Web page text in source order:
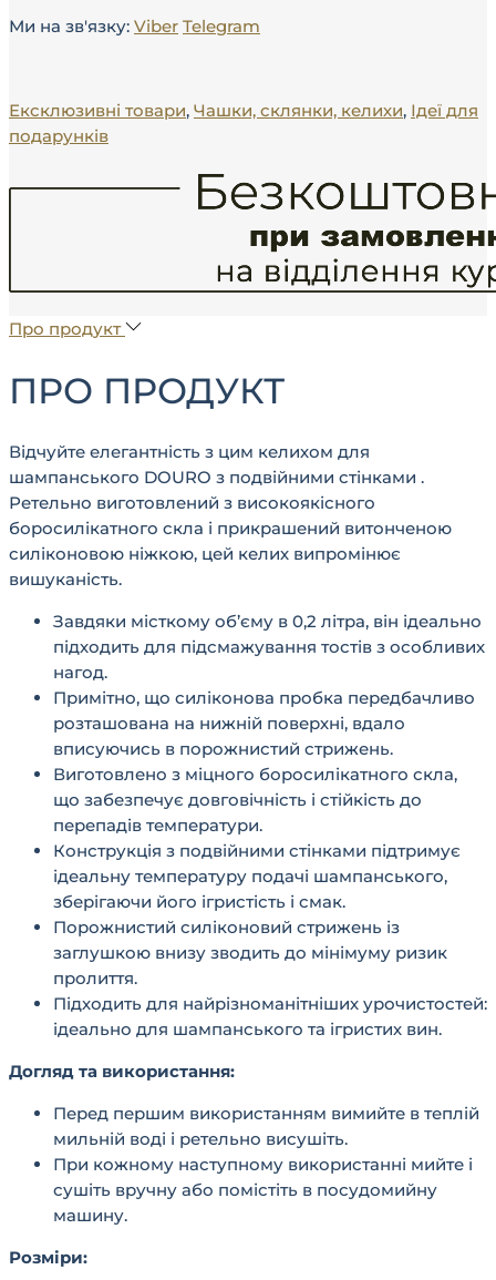
Ми на зв'язку: Viber Telegram
Ексклюзивні товари, Чашки, склянки, келихи, Ідеї ​​для
подарунків
Про продукт
ПРО ПРОДУКТ
Відчуйте елегантність з цим келихом для
шампанського DOURO з подвійними стінками .
Ретельно виготовлений з високоякісного
боросилікатного скла і прикрашений витонченою
силіконовою ніжкою, цей келих випромінює
вишуканість.
Завдяки місткому об’єму в 0,2 літра, він ідеально
підходить для підсмажування тостів з особливих
нагод.
Примітно, що силіконова пробка передбачливо
розташована на нижній поверхні, вдало
вписуючись в порожнистий стрижень.
Виготовлено з міцного боросилікатного скла,
що забезпечує довговічність і стійкість до
перепадів температури.
Конструкція з подвійними стінками підтримує
ідеальну температуру подачі шампанського,
зберігаючи його ігристість і смак.
Порожнистий силіконовий стрижень із
заглушкою внизу зводить до мінімуму ризик
пролиття.
Підходить для найрізноманітніших урочистостей:
ідеально для шампанського та ігристих вин.
Догляд та використання:
Перед першим використанням вимийте в теплій
мильній воді і ретельно висушіть.
При кожному наступному використанні мийте і
сушіть вручну або помістіть в посудомийну
машину.
Розміри: